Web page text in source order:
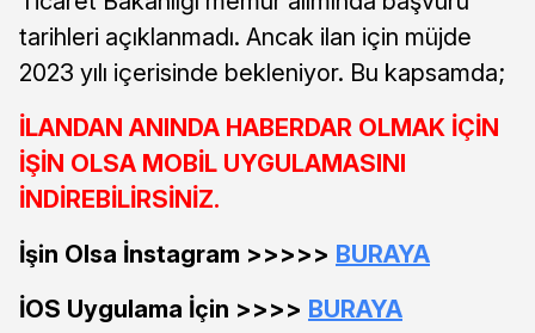
tarihleri açıklanmadı. Ancak ilan için müjde
2023 yılı içerisinde bekleniyor. Bu kapsamda;
İLANDAN ANINDA HABERDAR OLMAK İÇİN
İŞİN OLSA MOBİL UYGULAMASINI
İNDİREBİLİRSİNİZ.
İşin Olsa İnstagram >>>>> BURAYA
İOS Uygulama İçin >>>> BURAYA